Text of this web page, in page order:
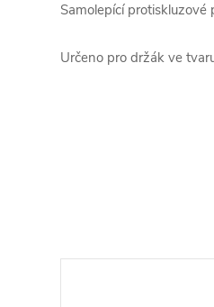
Samolepící
Určeno pro držák ve